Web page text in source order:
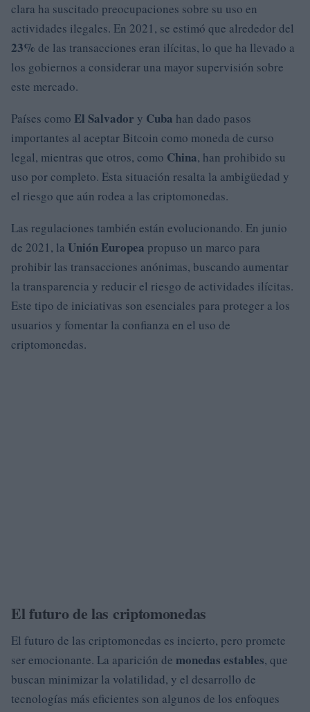
clara ha suscitado preocupaciones sobre su uso en
actividades ilegales. En 2021, se estimó que alrededor del
23% de las transacciones eran ilícitas, lo que ha llevado a
los gobiernos a considerar una mayor supervisión sobre
este mercado.
Países como El Salvador y Cuba han dado pasos
importantes al aceptar Bitcoin como moneda de curso
legal, mientras que otros, como China, han prohibido su
uso por completo. Esta situación resalta la ambigüedad y
el riesgo que aún rodea a las criptomonedas.
Las regulaciones también están evolucionando. En junio
de 2021, la Unión Europea propuso un marco para
prohibir las transacciones anónimas, buscando aumentar
la transparencia y reducir el riesgo de actividades ilícitas.
Este tipo de iniciativas son esenciales para proteger a los
usuarios y fomentar la confianza en el uso de
criptomonedas.
El futuro de las criptomonedas
El futuro de las criptomonedas es incierto, pero promete
ser emocionante. La aparición de monedas estables, que
buscan minimizar la volatilidad, y el desarrollo de
tecnologías más eficientes son algunos de los enfoques